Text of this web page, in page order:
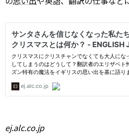
ej.alc.co.jp